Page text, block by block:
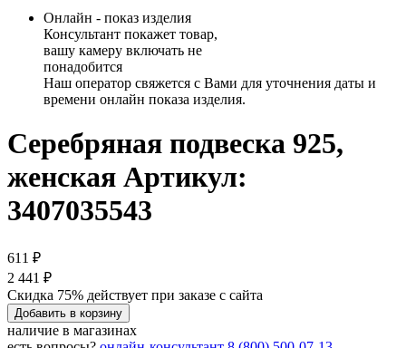
Онлайн - показ изделия
Консультант покажет товар,
вашу камеру включать не
понадобится
Наш оператор свяжется с Вами для уточнения даты и
времени онлайн показа изделия.
Серебряная подвеска 925,
женская Артикул:
3407035543
611 ₽
2 441 ₽
Скидка 75% действует при заказе с сайта
Добавить в корзину
наличие в магазинах